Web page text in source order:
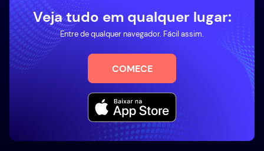
Veja tudo em qualquer lugar:
Entre de qualquer navegador. Fácil assim.
COMECE